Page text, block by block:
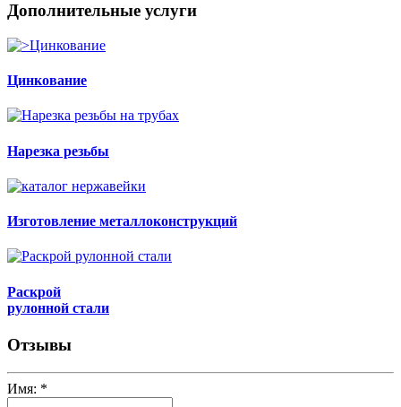
Дополнительные услуги
Цинкование
Нарезка резьбы
Изготовление металлоконструкций
Раскрой
рулонной стали
Отзывы
Имя: *